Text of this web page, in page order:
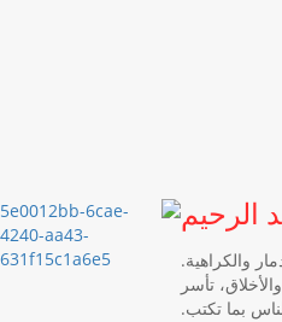
الرحيم
والكراهية.
تأسر
بما تكتب.